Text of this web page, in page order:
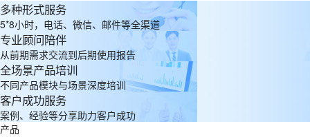
多种形式服务
5*8小时，电话、微信、邮件等全渠道
专业顾问陪伴
从前期需求交流到后期使用报告
全场景产品培训
不同产品模块与场景深度培训
客户成功服务
案例、经验等分享助力客户成功
产品